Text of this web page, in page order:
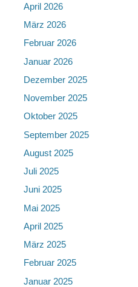
April 2026
März 2026
Februar 2026
Januar 2026
Dezember 2025
November 2025
Oktober 2025
September 2025
August 2025
Juli 2025
Juni 2025
Mai 2025
April 2025
März 2025
Februar 2025
Januar 2025